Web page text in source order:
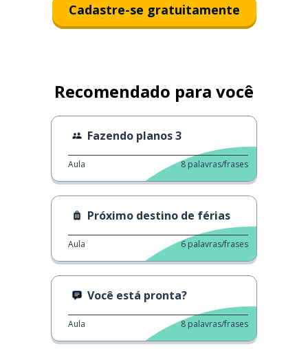
Cadastre-se gratuitamente
Recomendado para você
Fazendo planos 3
Aula 8 palavras/frases
Próximo destino de férias
Aula 6 palavras/frases
Você está pronta?
Aula 8 palavras/frases